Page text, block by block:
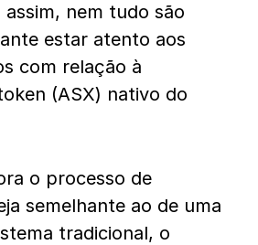
assim, nem tudo são
estar atento aos
com relação à
(ASX) nativo do
o processo de
semelhante ao de uma
tradicional, o